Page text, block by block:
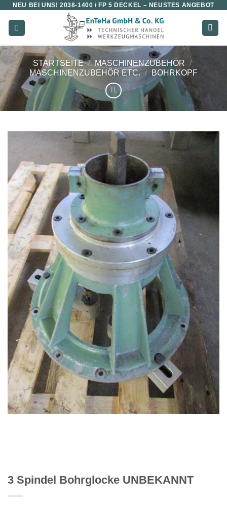
Zum
Inhalt
springen
NEU BEI UNS!2038-1400 / FP 5 DECKEL – NEUSTES ANGEBOT
STARTSEITE / MASCHINENZUBEHÖR /
MASCHINENZUBEHÖR ETC. / BOHRKOPF
3 Spindel Bohrglocke UNBEKANNT